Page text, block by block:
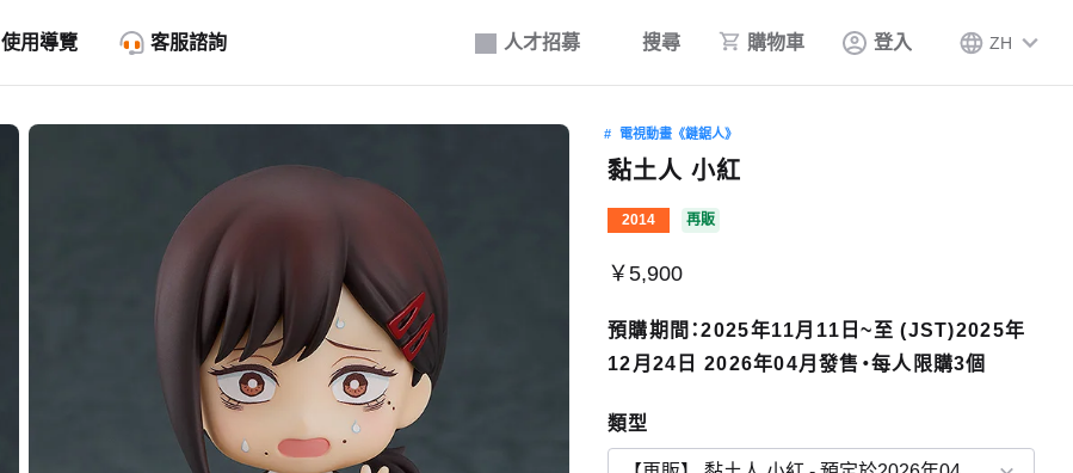
人才招募 搜尋 購物車 登入 ZH
使用導覽 客服諮詢
電視動畫《鏈鋸人》
黏土人 小紅
2014 再販
￥5,900
預購期間：2025年11月11日~至 (JST)2025年
12月24日 2026年04月發售・每人限購3個
類型